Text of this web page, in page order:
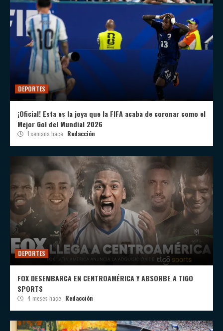
DEPORTES
¡Oficial! Esta es la joya que la FIFA acaba de coronar como el
Mejor Gol del Mundial 2026
1 semana hace Redacción
DEPORTES
FOX DESEMBARCA EN CENTROAMÉRICA Y ABSORBE A TIGO
SPORTS
4 meses hace Redacción